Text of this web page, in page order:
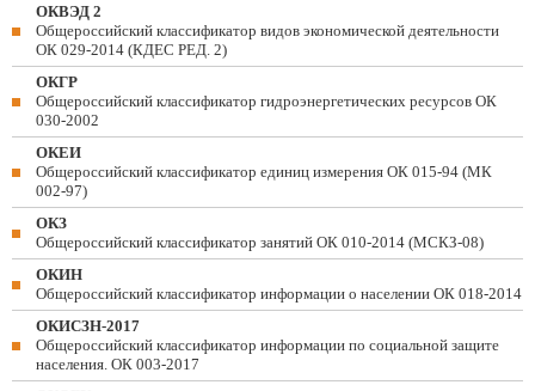
ОКВЭД 2
Общероссийский классификатор видов экономической деятельности
ОК 029-2014 (КДЕС РЕД. 2)
ОКГР
Общероссийский классификатор гидроэнергетических ресурсов ОК
030-2002
ОКЕИ
Общероссийский классификатор единиц измерения ОК 015-94 (МК
002-97)
ОКЗ
Общероссийский классификатор занятий ОК 010-2014 (МСКЗ-08)
ОКИН
Общероссийский классификатор информации о населении ОК 018-2014
ОКИСЗН-2017
Общероссийский классификатор информации по социальной защите
населения. ОК 003-2017